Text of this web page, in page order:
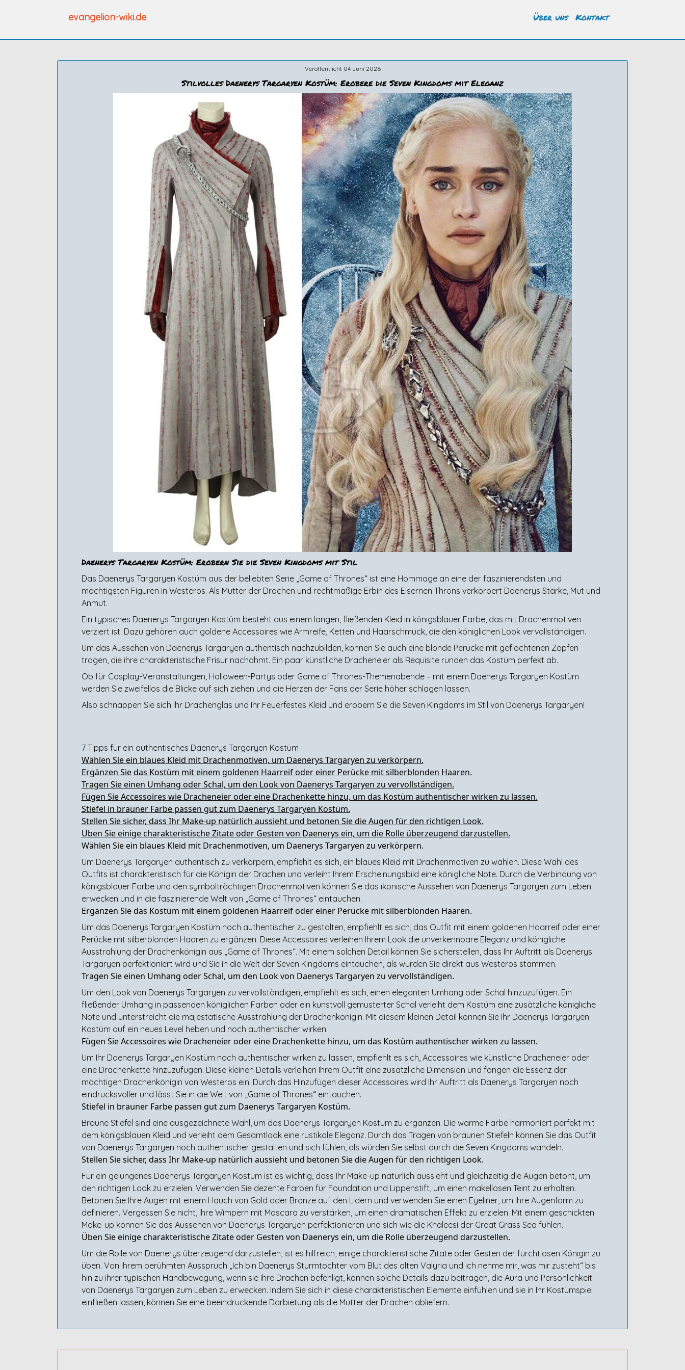
evangelion-wiki.de Über uns Kontakt
Veröffentlicht 04 Juni 2026
Stilvolles Daenerys Targaryen Kostüm: Erobere die Seven Kingdoms mit Eleganz
Daenerys Targaryen Kostüm: Erobern Sie die Seven Kingdoms mit Stil
Das Daenerys Targaryen Kostüm aus der beliebten Serie „Game of Thrones“ ist eine Hommage an eine der faszinierendsten und
mächtigsten Figuren in Westeros. Als Mutter der Drachen und rechtmäßige Erbin des Eisernen Throns verkörpert Daenerys Stärke, Mut und
Anmut.
Ein typisches Daenerys Targaryen Kostüm besteht aus einem langen, fließenden Kleid in königsblauer Farbe, das mit Drachenmotiven
verziert ist. Dazu gehören auch goldene Accessoires wie Armreife, Ketten und Haarschmuck, die den königlichen Look vervollständigen.
Um das Aussehen von Daenerys Targaryen authentisch nachzubilden, können Sie auch eine blonde Perücke mit geflochtenen Zöpfen
tragen, die ihre charakteristische Frisur nachahmt. Ein paar künstliche Dracheneier als Requisite runden das Kostüm perfekt ab.
Ob für Cosplay-Veranstaltungen, Halloween-Partys oder Game of Thrones-Themenabende – mit einem Daenerys Targaryen Kostüm
werden Sie zweifellos die Blicke auf sich ziehen und die Herzen der Fans der Serie höher schlagen lassen.
Also schnappen Sie sich Ihr Drachenglas und Ihr Feuerfestes Kleid und erobern Sie die Seven Kingdoms im Stil von Daenerys Targaryen!
7 Tipps für ein authentisches Daenerys Targaryen Kostüm
Wählen Sie ein blaues Kleid mit Drachenmotiven, um Daenerys Targaryen zu verkörpern.
Ergänzen Sie das Kostüm mit einem goldenen Haarreif oder einer Perücke mit silberblonden Haaren.
Tragen Sie einen Umhang oder Schal, um den Look von Daenerys Targaryen zu vervollständigen.
Fügen Sie Accessoires wie Dracheneier oder eine Drachenkette hinzu, um das Kostüm authentischer wirken zu lassen.
Stiefel in brauner Farbe passen gut zum Daenerys Targaryen Kostüm.
Stellen Sie sicher, dass Ihr Make-up natürlich aussieht und betonen Sie die Augen für den richtigen Look.
Üben Sie einige charakteristische Zitate oder Gesten von Daenerys ein, um die Rolle überzeugend darzustellen.
Wählen Sie ein blaues Kleid mit Drachenmotiven, um Daenerys Targaryen zu verkörpern.
Um Daenerys Targaryen authentisch zu verkörpern, empfiehlt es sich, ein blaues Kleid mit Drachenmotiven zu wählen. Diese Wahl des
Outfits ist charakteristisch für die Königin der Drachen und verleiht Ihrem Erscheinungsbild eine königliche Note. Durch die Verbindung von
königsblauer Farbe und den symbolträchtigen Drachenmotiven können Sie das ikonische Aussehen von Daenerys Targaryen zum Leben
erwecken und in die faszinierende Welt von „Game of Thrones“ eintauchen.
Ergänzen Sie das Kostüm mit einem goldenen Haarreif oder einer Perücke mit silberblonden Haaren.
Um das Daenerys Targaryen Kostüm noch authentischer zu gestalten, empfiehlt es sich, das Outfit mit einem goldenen Haarreif oder einer
Perücke mit silberblonden Haaren zu ergänzen. Diese Accessoires verleihen Ihrem Look die unverkennbare Eleganz und königliche
Ausstrahlung der Drachenkönigin aus „Game of Thrones“. Mit einem solchen Detail können Sie sicherstellen, dass Ihr Auftritt als Daenerys
Targaryen perfektioniert wird und Sie in die Welt der Seven Kingdoms eintauchen, als würden Sie direkt aus Westeros stammen.
Tragen Sie einen Umhang oder Schal, um den Look von Daenerys Targaryen zu vervollständigen.
Um den Look von Daenerys Targaryen zu vervollständigen, empfiehlt es sich, einen eleganten Umhang oder Schal hinzuzufügen. Ein
fließender Umhang in passenden königlichen Farben oder ein kunstvoll gemusterter Schal verleiht dem Kostüm eine zusätzliche königliche
Note und unterstreicht die majestätische Ausstrahlung der Drachenkönigin. Mit diesem kleinen Detail können Sie Ihr Daenerys Targaryen
Kostüm auf ein neues Level heben und noch authentischer wirken.
Fügen Sie Accessoires wie Dracheneier oder eine Drachenkette hinzu, um das Kostüm authentischer wirken zu lassen.
Um Ihr Daenerys Targaryen Kostüm noch authentischer wirken zu lassen, empfiehlt es sich, Accessoires wie künstliche Dracheneier oder
eine Drachenkette hinzuzufügen. Diese kleinen Details verleihen Ihrem Outfit eine zusätzliche Dimension und fangen die Essenz der
mächtigen Drachenkönigin von Westeros ein. Durch das Hinzufügen dieser Accessoires wird Ihr Auftritt als Daenerys Targaryen noch
eindrucksvoller und lässt Sie in die Welt von „Game of Thrones“ eintauchen.
Stiefel in brauner Farbe passen gut zum Daenerys Targaryen Kostüm.
Braune Stiefel sind eine ausgezeichnete Wahl, um das Daenerys Targaryen Kostüm zu ergänzen. Die warme Farbe harmoniert perfekt mit
dem königsblauen Kleid und verleiht dem Gesamtlook eine rustikale Eleganz. Durch das Tragen von braunen Stiefeln können Sie das Outfit
von Daenerys Targaryen noch authentischer gestalten und sich fühlen, als würden Sie selbst durch die Seven Kingdoms wandeln.
Stellen Sie sicher, dass Ihr Make-up natürlich aussieht und betonen Sie die Augen für den richtigen Look.
Für ein gelungenes Daenerys Targaryen Kostüm ist es wichtig, dass Ihr Make-up natürlich aussieht und gleichzeitig die Augen betont, um
den richtigen Look zu erzielen. Verwenden Sie dezente Farben für Foundation und Lippenstift, um einen makellosen Teint zu erhalten.
Betonen Sie Ihre Augen mit einem Hauch von Gold oder Bronze auf den Lidern und verwenden Sie einen Eyeliner, um Ihre Augenform zu
definieren. Vergessen Sie nicht, Ihre Wimpern mit Mascara zu verstärken, um einen dramatischen Effekt zu erzielen. Mit einem geschickten
Make-up können Sie das Aussehen von Daenerys Targaryen perfektionieren und sich wie die Khaleesi der Great Grass Sea fühlen.
Üben Sie einige charakteristische Zitate oder Gesten von Daenerys ein, um die Rolle überzeugend darzustellen.
Um die Rolle von Daenerys überzeugend darzustellen, ist es hilfreich, einige charakteristische Zitate oder Gesten der furchtlosen Königin zu
üben. Von ihrem berühmten Ausspruch „Ich bin Daenerys Sturmtochter vom Blut des alten Valyria und ich nehme mir, was mir zusteht“ bis
hin zu ihrer typischen Handbewegung, wenn sie ihre Drachen befehligt, können solche Details dazu beitragen, die Aura und Persönlichkeit
von Daenerys Targaryen zum Leben zu erwecken. Indem Sie sich in diese charakteristischen Elemente einfühlen und sie in Ihr Kostümspiel
einfließen lassen, können Sie eine beeindruckende Darbietung als die Mutter der Drachen abliefern.